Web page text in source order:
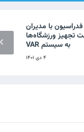
با مدیران
تجهیز ورزشگاه‌ها
به سیستم VAR
۴ دی ۱۴۰۱